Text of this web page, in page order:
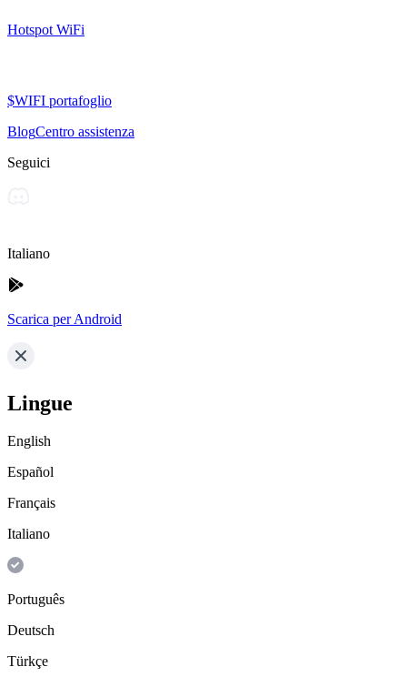
Hotspot WiFi
$WIFI portafoglio
BlogCentro assistenza
Seguici
Italiano
Scarica per Android
Lingue
English
Español
Français
Italiano
Português
Deutsch
Türkçe